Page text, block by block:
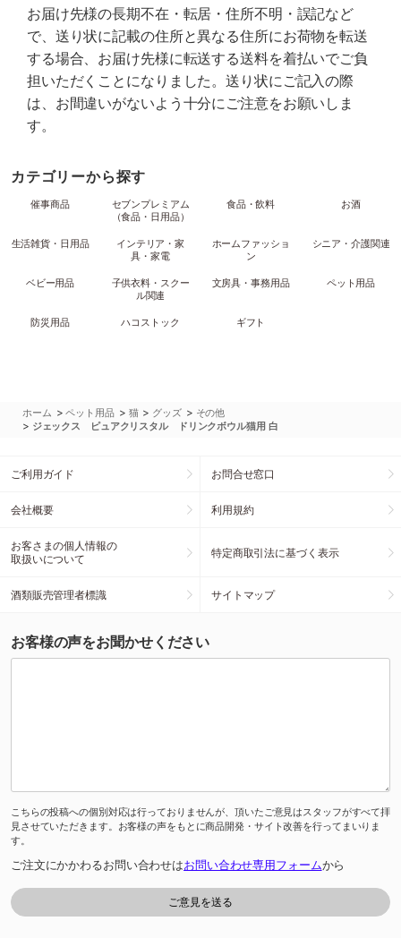
お届け先様の長期不在・転居・住所不明・誤記など
で、送り状に記載の住所と異なる住所にお荷物を転送
する場合、お届け先様に転送する送料を着払いでご負
担いただくことになりました。送り状にご記入の際
は、お間違いがないよう十分にご注意をお願いしま
す。
カテゴリーから探す
催事商品
セブンプレミアム
（食品・日用品）
食品・飲料 お酒
生活雑貨・日用品
インテリア・家
具・家電
ホームファッショ
ン
シニア・介護関連
ベビー用品
子供衣料・スクー
ル関連
文房具・事務用品 ペット用品
防災用品 ハコストック ギフト
ホーム >ペット用品 > 猫 > グッズ > その他
> ジェックス ピュアクリスタル ドリンクボウル猫用 白
ご利用ガイド お問合せ窓口
会社概要 利用規約
お客さまの個人情報の
取扱いについて
特定商取引法に基づく表示
酒類販売管理者標識 サイトマップ
お客様の声をお聞かせください
こちらの投稿への個別対応は行っておりませんが、頂いたご意見はスタッフがすべて拝
見させていただきます。お客様の声をもとに商品開発・サイト改善を行ってまいりま
す。
ご注文にかかわるお問い合わせはお問い合わせ専用フォームから